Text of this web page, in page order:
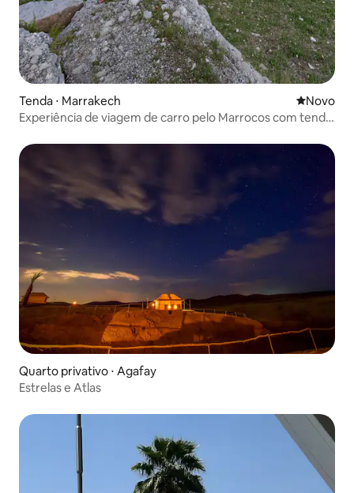
Tenda ⋅ Marrakech Novo
Novo
Experiência de viagem de carro pelo Marrocos com tenda
Quarto privativo ⋅ Agafay
Estrelas e Atlas